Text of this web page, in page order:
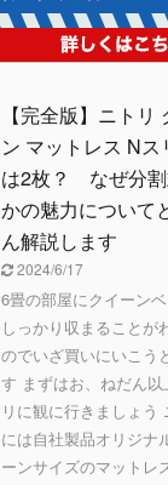
【完全版】ニトリ
ン マットレス Nス
は2枚？ なぜ分
かの魅力について
ん解説します
2024/6/17
6畳の部屋にクイーン
しっかり収まることが
のでいざ買いにいこう
す まずはお、ねだん以
リに観に行きましょう
には自社製品オリジナ
ーンサイズのマットレ